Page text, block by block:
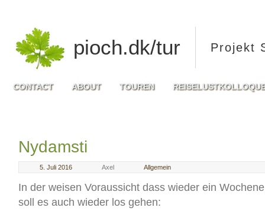
pioch.dk/tur Projekt
CONTACT ABOUT TOUREN
Nydamsti
5. Juli 2016 Axel Allgemein
In der weisen Voraussicht dass wieder ein
soll es auch wieder los gehen: